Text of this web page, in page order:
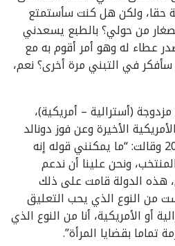
حقا، ولكن هل كنت سأستمتع
من حولي؟ بالطبع يسعدني
عطاء له وهو أمر أقوم به مع
سأفكر في التبني مرة أخرى؟ نعم،
(أسترالية – أمريكية)،
الأخيرة وعن فوز دونالد
ترامب في انتخابات عام 2016 وقالت: “ما يمكنني قوله إنه
ونحن علينا أن ندعم
هذه الدولة قامت على ذلك
من النوع الذي يحب التعليق
أو الأمريكية، أنا من النوع الذي
تماما بقضايا المرأة”.